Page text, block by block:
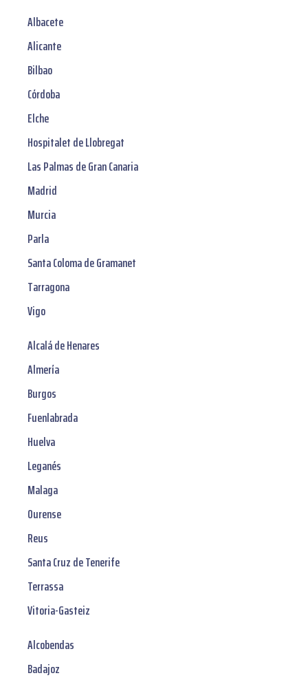
Albacete
Alicante
Bilbao
Córdoba
Elche
Hospitalet de Llobregat
Las Palmas de Gran Canaria
Madrid
Murcia
Parla
Santa Coloma de Gramanet
Tarragona
Vigo
Alcalá de Henares
Almería
Burgos
Fuenlabrada
Huelva
Leganés
Malaga
Ourense
Reus
Santa Cruz de Tenerife
Terrassa
Vitoria-Gasteiz
Alcobendas
Badajoz